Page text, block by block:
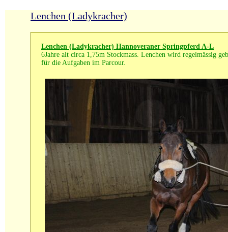
Lenchen (Ladykracher)
Lenchen (Ladykracher) Hannoveraner Springpferd A-L
6Jahre alt circa 1,75m Stockmass. Lenchen wird regelmässig
für die Aufgaben im Parcour.